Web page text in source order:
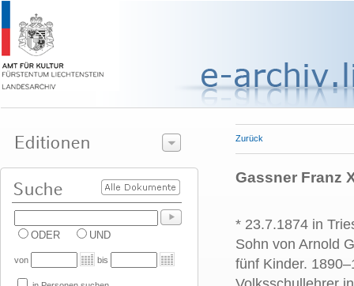
ODER UND
von bis
Zurück
Gassner Franz
* 23.7.1874 in
Sohn von Arnold
fünf Kinder.